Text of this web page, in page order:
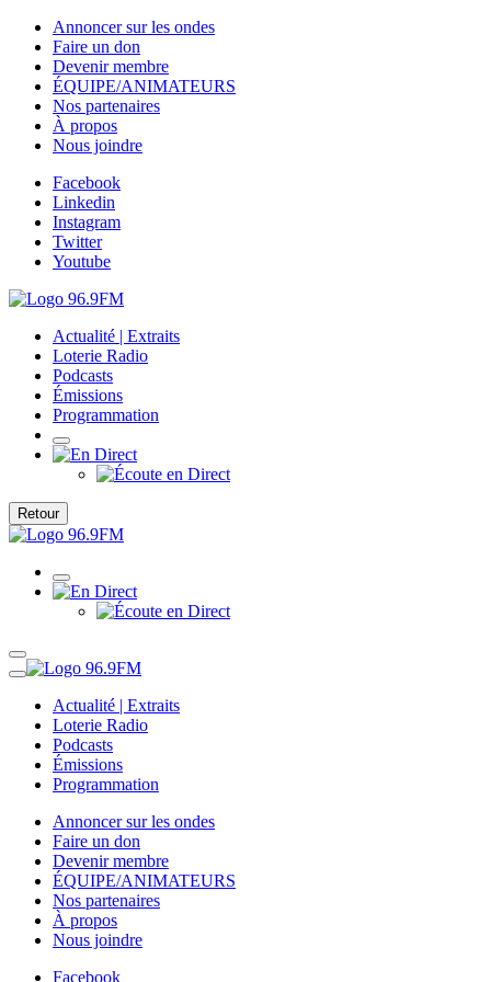
Annoncer sur les ondes
Faire un don
Devenir membre
ÉQUIPE/ANIMATEURS
Nos partenaires
À propos
Nous joindre
Facebook
Linkedin
Instagram
Twitter
Youtube
Actualité | Extraits
Loterie Radio
Podcasts
Émissions
Programmation
Retour
Actualité | Extraits
Loterie Radio
Podcasts
Émissions
Programmation
Annoncer sur les ondes
Faire un don
Devenir membre
ÉQUIPE/ANIMATEURS
Nos partenaires
À propos
Nous joindre
Facebook